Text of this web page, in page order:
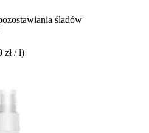
śladów
zł / l)